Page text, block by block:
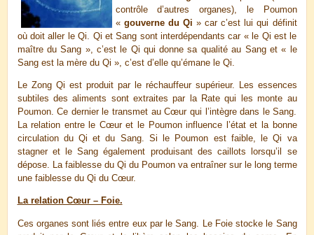
contrôle d’autres organes), le Poumon
« gouverne du Qi » car c’est lui qui définit
où doit aller le Qi. Qi et Sang sont interdépendants car « le Qi est le
maître du Sang », c’est le Qi qui donne sa qualité au Sang et « le
Sang est la mère du Qi », c’est d’elle qu’émane le Qi.
Le Zong Qi est produit par le réchauffeur supérieur. Les essences
subtiles des aliments sont extraites par la Rate qui les monte au
Poumon. Ce dernier le transmet au Cœur qui l’intègre dans le Sang.
La relation entre le Cœur et le Poumon influence l’état et la bonne
circulation du Qi et du Sang. Si le Poumon est faible, le Qi va
stagner et le Sang également produisant des caillots lorsqu’il se
dépose. La faiblesse du Qi du Poumon va entraîner sur le long terme
une faiblesse du Qi du Cœur.
La relation Cœur – Foie.
Ces organes sont liés entre eux par le Sang. Le Foie stocke le Sang